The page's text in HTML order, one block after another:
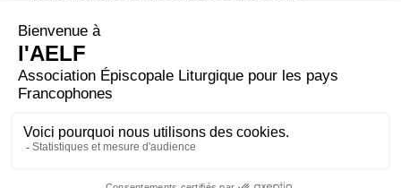
maisons, frères, sœurs, mères, enfants et terres,
avec des persécutions,
et, dans le monde à venir,
la vie éternelle.
Beaucoup de premiers seront derniers,
et les derniers seront les premiers. »
– Acclamons la Parole de Dieu.